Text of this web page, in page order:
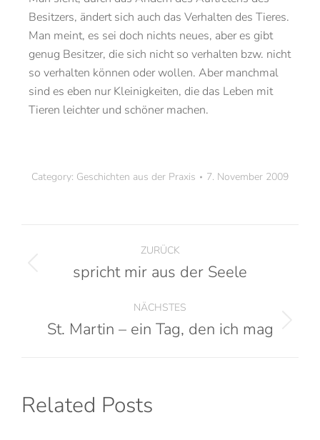
Besitzers, ändert sich auch das Verhalten des Tieres.
Man meint, es sei doch nichts neues, aber es gibt
genug Besitzer, die sich nicht so verhalten bzw. nicht
so verhalten können oder wollen. Aber manchmal
sind es eben nur Kleinigkeiten, die das Leben mit
Tieren leichter und schöner machen.
Category: Geschichten aus der Praxis 7. November 2009
ZURÜCK
spricht mir aus der Seele
NÄCHSTES
St. Martin – ein Tag, den ich mag
Related Posts